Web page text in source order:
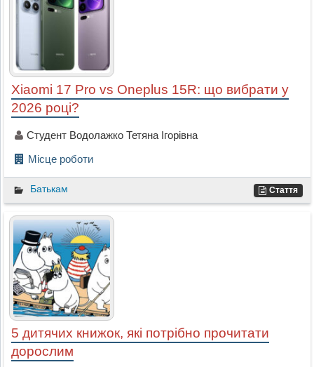
Xiaomi 17 Pro vs Oneplus 15R: що вибрати у
2026 році?
Студент Водолажко Тетяна Ігорівна
Місце роботи
Батькам Стаття
5 дитячих книжок, які потрібно прочитати
дорослим